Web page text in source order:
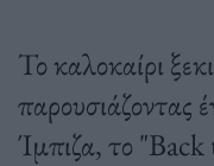
Το καλοκαίρι
παρουσιάζοντας
Ίμπιζα, το